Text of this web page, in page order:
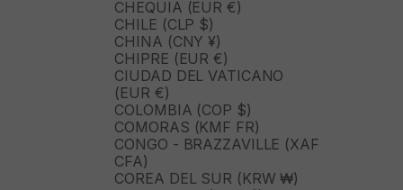
CHEQUIA (EUR €)
CHILE (CLP $)
CHINA (CNY ¥)
CHIPRE (EUR €)
CIUDAD DEL VATICANO
(EUR €)
COLOMBIA (COP $)
COMORAS (KMF FR)
CONGO - BRAZZAVILLE (XAF
CFA)
COREA DEL SUR (KRW ₩)